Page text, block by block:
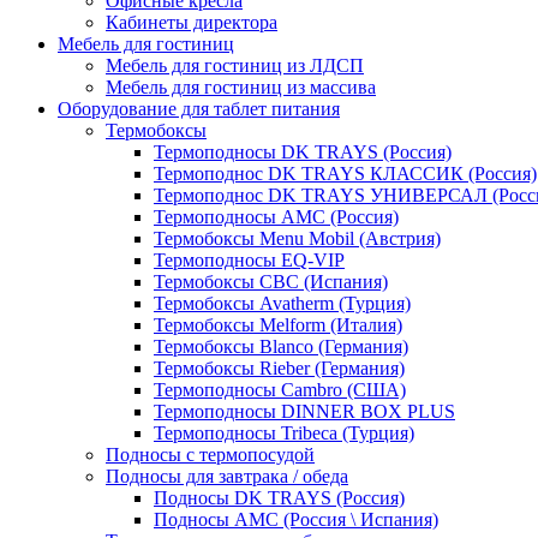
Кабинеты директора
Мебель для гостиниц
Мебель для гостиниц из ЛДСП
Мебель для гостиниц из массива
Оборудование для таблет питания
Термобоксы
Термоподносы DK TRAYS (Россия)
Термоподнос DK TRAYS КЛАССИК (Россия)
Термоподнос DK TRAYS УНИВЕРСАЛ
Термоподносы AMC (Россия)
Термобоксы Menu Mobil (Австрия)
Термоподносы EQ-VIP
Термобоксы CBC (Испания)
Термобоксы Avatherm (Турция)
Термобоксы Melform (Италия)
Термобоксы Blanco (Германия)
Термобоксы Rieber (Германия)
Термоподносы Cambro (США)
Термоподносы DINNER BOX PLUS
Термоподносы Tribeca (Турция)
Подносы с термопосудой
Подносы для завтрака / обеда
Подносы DK TRAYS (Россия)
Подносы AMC (Россия \ Испания)